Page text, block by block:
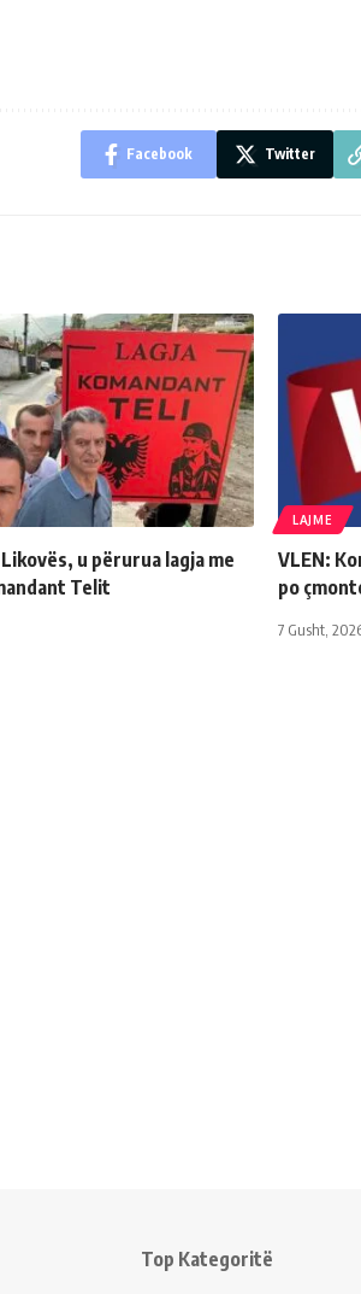
Facebook Twitter
u përurua lagja me
Telit
LAJME
VLEN:
po
7 Gusht,
Top Kategoritë